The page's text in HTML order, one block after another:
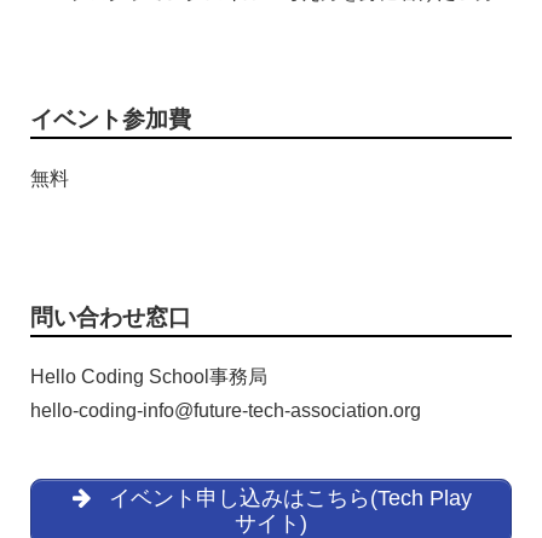
イベント参加費
無料
問い合わせ窓口
Hello Coding School事務局
hello-coding-info@future-tech-association.org
イベント申し込みはこちら(Tech Play
サイト)